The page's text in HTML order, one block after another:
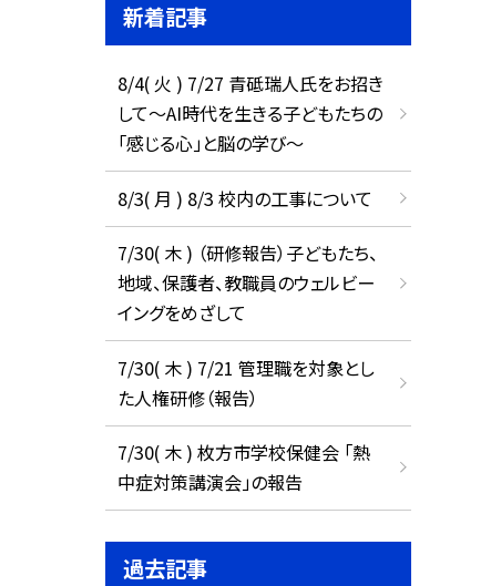
新着記事
8/4( 火 ) 7/27 青砥瑞人氏をお招き
して〜AI時代を生きる子どもたちの
「感じる心」と脳の学び〜
8/3( 月 ) 8/3 校内の工事について
7/30( 木 ) （研修報告）子どもたち、
地域、保護者、教職員のウェルビー
イングをめざして
7/30( 木 ) 7/21 管理職を対象とし
た人権研修（報告）
7/30( 木 ) 枚方市学校保健会 「熱
中症対策講演会」の報告
過去記事